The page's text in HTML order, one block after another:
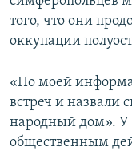
того, что они
оккупации
«По моей
встреч и назвали
народный дом».
общественным